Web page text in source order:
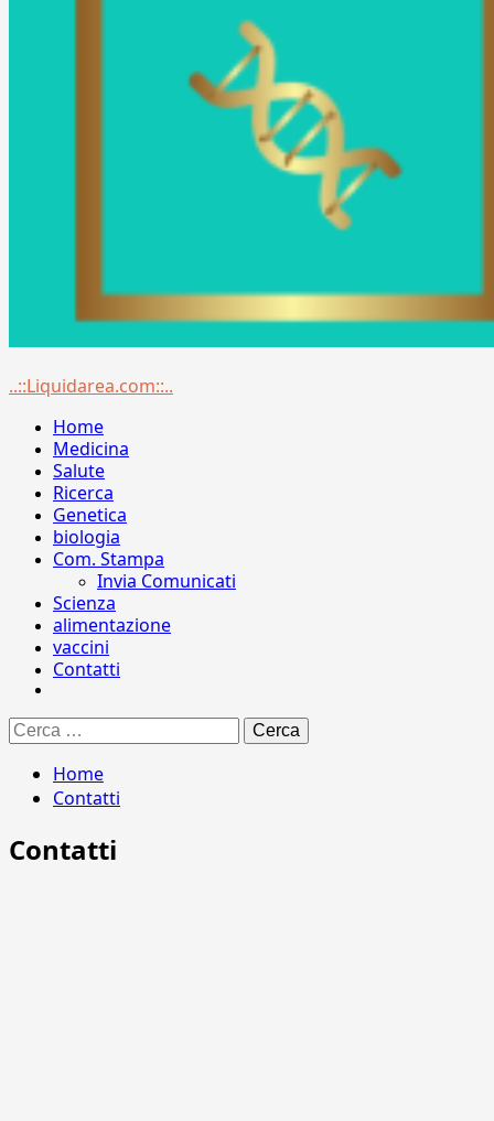
Menu
..::Liquidarea.com::..
Home
Medicina
Salute
Ricerca
Genetica
biologia
Com. Stampa
Invia Comunicati
Scienza
alimentazione
vaccini
Contatti
Ricerca
per:
Home
Contatti
Contatti